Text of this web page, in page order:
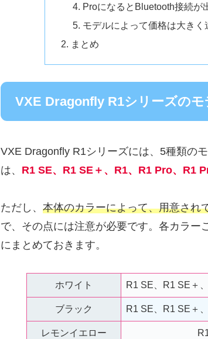
ProになるとBluetooth接続が
モデルによって価格は大きく
まとめ
VXE Dragonfly R1シリーズの
VXE Dragonfly R1シリーズには、5種類の
は、 R1 SE、R1 SE＋、R1、R1 Pro、R1
ただし、 本体のカラーによって、用意され
で、その点には注意が必要です。各カラー
にまとめておきます。
ホワイト R1 SE、R1 SE＋
ブラック R1 SE、R1 SE＋
レモンイエロー